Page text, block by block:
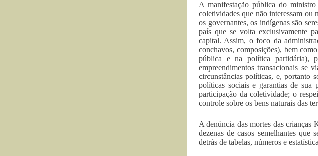
A manifestação pública do
coletividades que não interessam ou
os governantes, os indígenas são
país que se volta exclusivamente
capital. Assim, o foco da
conchavos, composições), bem
pública e na política partidária),
empreendimentos transacionais se
circunstâncias políticas, e, portanto
políticas sociais e garantias de sua
participação da coletividade; o
controle sobre os bens naturais das
A denúncia das mortes das
dezenas de casos semelhantes que
detrás de tabelas, números e